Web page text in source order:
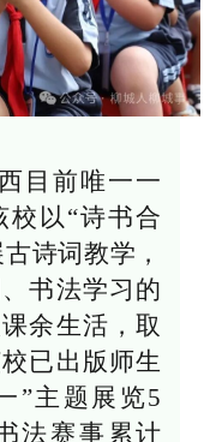
目前唯一一
校以“诗书合
诗词教学，
书法学习的
余生活，取
已出版师生
”主题展览5
法赛事累计